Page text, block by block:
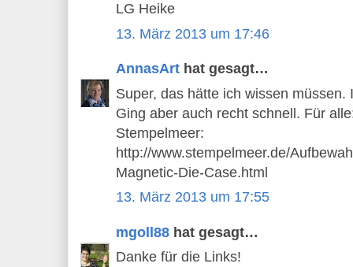
LG Heike
13. März 2013 um 17:46
AnnasArt hat gesagt…
Super, das hätte ich wissen
Ging aber auch recht schnell. Für
Stempelmeer:
http://www.stempelmeer.de/
Magnetic-Die-Case.html
13. März 2013 um 17:55
mgoll88 hat gesagt…
Danke für die Links!